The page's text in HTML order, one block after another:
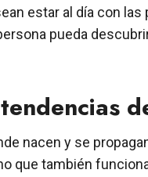
estar al día con
pueda
nacen y se
que también